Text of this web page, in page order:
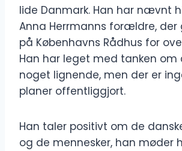
lide Danmark. Han har nævnt
Anna Herrmanns forældre, der
på Københavns Rådhus for
Han har leget med tanken om
noget lignende, men der er
planer offentliggjort.
Han taler positivt om de
og de mennesker, han møder